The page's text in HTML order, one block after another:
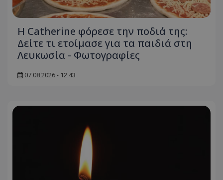
Η Catherine φόρεσε την ποδιά της:
Δείτε τι ετοίμασε για τα παιδιά στη
Λευκωσία - Φωτογραφίες
07.08.2026 - 12:43